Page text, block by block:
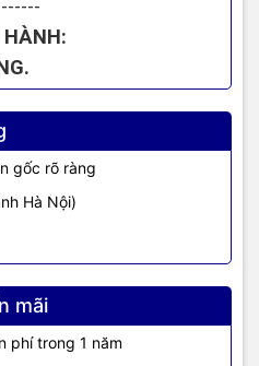
gốc rõ ràng
Hà Nội)
mãi
phí trong 1 năm
Với hệ thống quạt kép
bố trí thông minh, máy
đảm bảo hiệu suất ổn
liên tục trong nhiều giờ.
- Sẵn Sàng Cho Mọi
các cổng kết nối hiện đại
/ DisplayPort)